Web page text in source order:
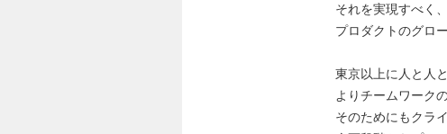
それを実現すべく
プロダクトのグロ
東京以上に人と人
よりチームワーク
そのためにもクラ